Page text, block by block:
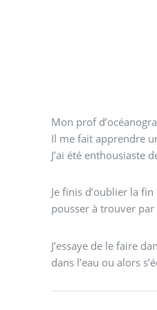
Mon prof
Il me fait apprendre
J’ai été enthousiaste
Je finis d’oublier la
pousser à trouver
J’essaye de le faire
dans l’eau ou alors